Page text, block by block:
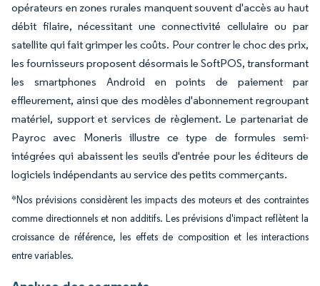
opérateurs en zones rurales manquent souvent d'accès au haut
débit filaire, nécessitant une connectivité cellulaire ou par
satellite qui fait grimper les coûts. Pour contrer le choc des prix,
les fournisseurs proposent désormais le SoftPOS, transformant
les smartphones Android en points de paiement par
effleurement, ainsi que des modèles d'abonnement regroupant
matériel, support et services de règlement. Le partenariat de
Payroc avec Moneris illustre ce type de formules semi-
intégrées qui abaissent les seuils d'entrée pour les éditeurs de
logiciels indépendants au service des petits commerçants.
*Nos prévisions considèrent les impacts des moteurs et des contraintes
comme directionnels et non additifs. Les prévisions d'impact reflètent la
croissance de référence, les effets de composition et les interactions
entre variables.